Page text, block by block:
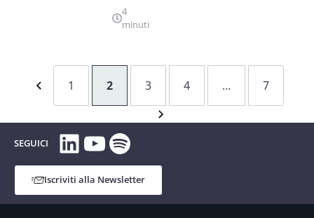
4
minuti
1 2 3 4 … 7
SEGUICI LinkedIn
YouTube
Spotify
Iscriviti alla Newsletter